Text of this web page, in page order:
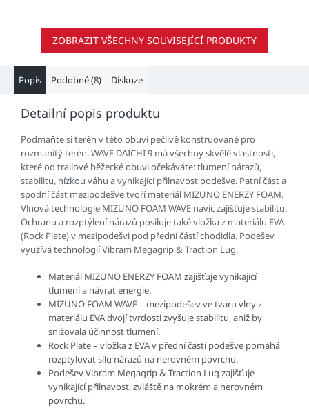
ZOBRAZIT VŠECHNY SOUVISEJÍCÍ PRODUKTY
Popis Podobné (8) Diskuze
Detailní popis produktu
Podmaňte si terén v této obuvi pečlivě konstruované pro
rozmanitý terén. WAVE DAICHI 9 má všechny skvělé vlastnosti,
které od trailové běžecké obuvi očekáváte: tlumení nárazů,
stabilitu, nízkou váhu a vynikající přilnavost podešve. Patní část a
spodní část mezipodešve tvoří materiál MIZUNO ENERZY FOAM.
Vlnová technologie MIZUNO FOAM WAVE navíc zajišťuje stabilitu.
Ochranu a rozptýlení nárazů posiluje také vložka z materiálu EVA
(Rock Plate) v mezipodešvi pod přední částí chodidla. Podešev
využívá technologií Vibram Megagrip & Traction Lug.
Materiál MIZUNO ENERZY FOAM zajišťuje vynikající
tlumení a návrat energie.
MIZUNO FOAM WAVE – mezipodešev ve tvaru vlny z
materiálu EVA dvojí tvrdosti zvyšuje stabilitu, aniž by
snižovala účinnost tlumení.
Rock Plate – vložka z EVA v přední části podešve pomáhá
rozptylovat sílu nárazů na nerovném povrchu.
Podešev Vibram Megagrip & Traction Lug zajišťuje
vynikající přilnavost, zvláště na mokrém a nerovném
povrchu.